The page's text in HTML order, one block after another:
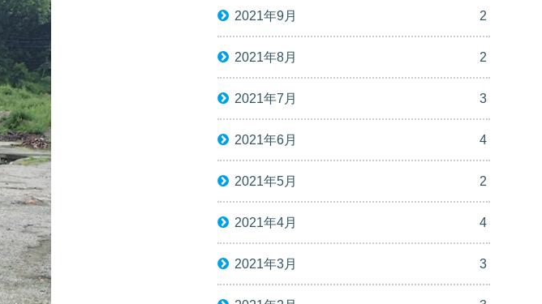
2021年9月 2
2021年8月 2
2021年7月 3
2021年6月 4
2021年5月 2
2021年4月 4
2021年3月 3